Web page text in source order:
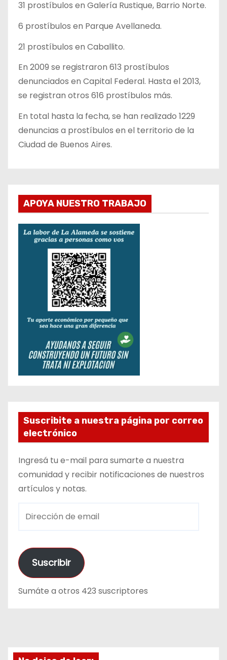
31 prostíbulos en Galería Rustique, Barrio Norte.
6 prostíbulos en Parque Avellaneda.
21 prostíbulos en Caballito.
En 2009 se registraron 613 prostíbulos
denunciados en Capital Federal. Hasta el 2013,
se registran otros 616 prostíbulos más.
En total hasta la fecha, se han realizado 1229
denuncias a prostíbulos en el territorio de la
Ciudad de Buenos Aires.
APOYA NUESTRO TRABAJO
Suscribite a nuestra página por correo
electrónico
Ingresá tu e-mail para sumarte a nuestra
comunidad y recibir notificaciones de nuestros
artículos y notas.
e
c
i
e
Suscribir
Sumáte a otros 423 suscriptores